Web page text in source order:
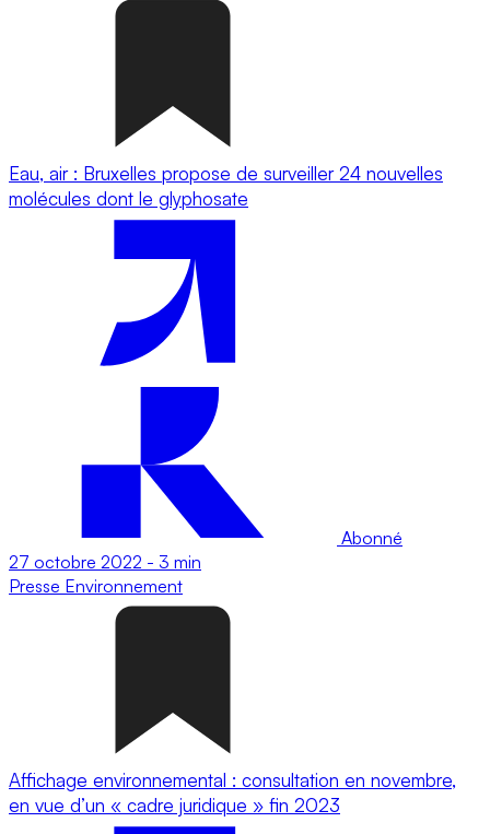
Eau, air : Bruxelles propose de surveiller 24 nouvelles
molécules dont le glyphosate
Abonné
27 octobre 2022 - 3 min
Presse Environnement
Affichage environnemental : consultation en novembre,
en vue d’un « cadre juridique » fin 2023